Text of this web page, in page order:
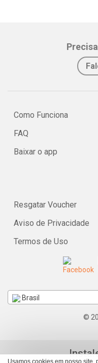
Usamos cookies em nosso site,
Como Funciona
FAQ
Baixar o app
Resgatar Voucher
Aviso de Privacidade
Termos de Uso
Brasil
©